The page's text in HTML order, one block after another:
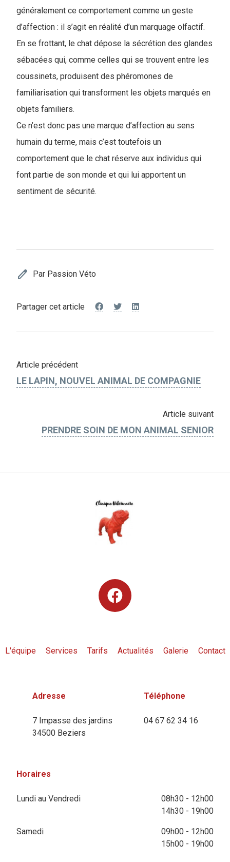
généralement ce comportement comme un geste
d’affection : il s’agit en réalité d’un marquage olfactif.
En se frottant, le chat dépose la sécrétion des glandes
sébacées qui, comme celles qui se trouvent entre les
coussinets, produisent des phéromones de
familiarisation qui transforment les objets marqués en
objets familiers.
Ce n’est donc pas une marque d’affection au sens
humain du terme, mais c’est toutefois un
comportement que le chat réserve aux individus qui
font partie de son monde et qui lui apportent un
sentiment de sécurité.
edit Par Passion Véto
Partager cet article
Article précédent
LE LAPIN, NOUVEL ANIMAL DE COMPAGNIE
Article suivant
PRENDRE SOIN DE MON ANIMAL SENIOR
L'équipe Services Tarifs Actualités Galerie Contact
Adresse
7 Impasse des jardins
34500 Beziers
Téléphone
04 67 62 34 16
Horaires
Lundi au Vendredi
08h30 - 12h00
14h30 - 19h00
Samedi
09h00 - 12h00
15h00 - 19h00